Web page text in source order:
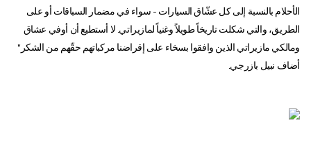
الأحلام بالنسبة إلى كل عشّاق السيارات - سواء في مضمار السباقات أو على
الطريق، والتي شكلت تاريخاً طويلاً وغنياً لمازيراتي. لا أستطيع أن أوفي عشاق
ومالكي مازيراتي الذين وافقوا بسخاء على إقراضنا مركباتهم حقّهم من الشكر"
أضاف نبيل بازرجي.